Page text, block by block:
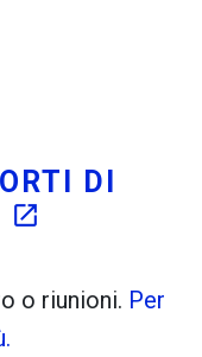
Barcellona,
DI
open_in_new
o riunioni. Per